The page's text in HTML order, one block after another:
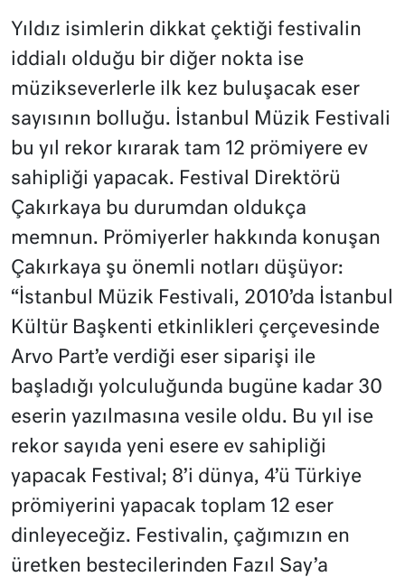
Yıldız isimlerin dikkat çektiği festivalin
iddialı olduğu bir diğer nokta ise
müzikseverlerle ilk kez buluşacak eser
sayısının bolluğu. İstanbul Müzik Festivali
bu yıl rekor kırarak tam 12 prömiyere ev
sahipliği yapacak. Festival Direktörü
Çakırkaya bu durumdan oldukça
memnun. Prömiyerler hakkında konuşan
Çakırkaya şu önemli notları düşüyor:
“İstanbul Müzik Festivali, 2010’da İstanbul
Kültür Başkenti etkinlikleri çerçevesinde
Arvo Part’e verdiği eser siparişi ile
başladığı yolculuğunda bugüne kadar 30
eserin yazılmasına vesile oldu. Bu yıl ise
rekor sayıda yeni esere ev sahipliği
yapacak Festival; 8’i dünya, 4’ü Türkiye
prömiyerini yapacak toplam 12 eser
dinleyeceğiz. Festivalin, çağımızın en
üretken bestecilerinden Fazıl Say’a